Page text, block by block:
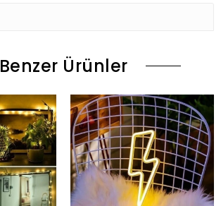
Benzer Ürünler